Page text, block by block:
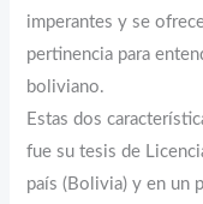
imperantes y se
pertinencia para
boliviano.
Estas dos
fue su tesis de
país (Bolivia) y en un